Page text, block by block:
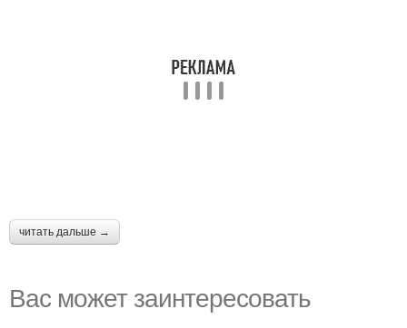
читать дальше →
Вас может заинтересовать